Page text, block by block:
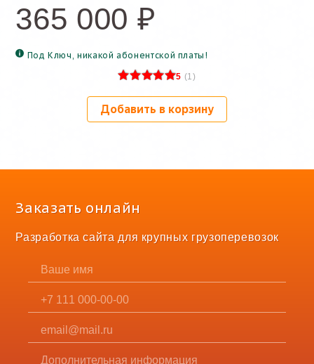
Заказать онлайн
Разработка сайта для крупных грузоперевозок
365 000 ₽
Под Ключ, никакой абонентской платы!
5 (1)
Добавить в корзину